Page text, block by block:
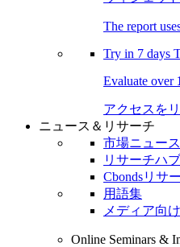
The report
Try in 7 days
Evaluate over
アクセスを
ニュース＆リサーチ
市場ニュース
リサーチハブ
Cbondsリサ
用語集
メディア向
Online Seminars &